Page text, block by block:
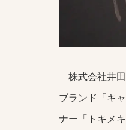
株式会社井田
ブランド「キ
ナー「トキメ